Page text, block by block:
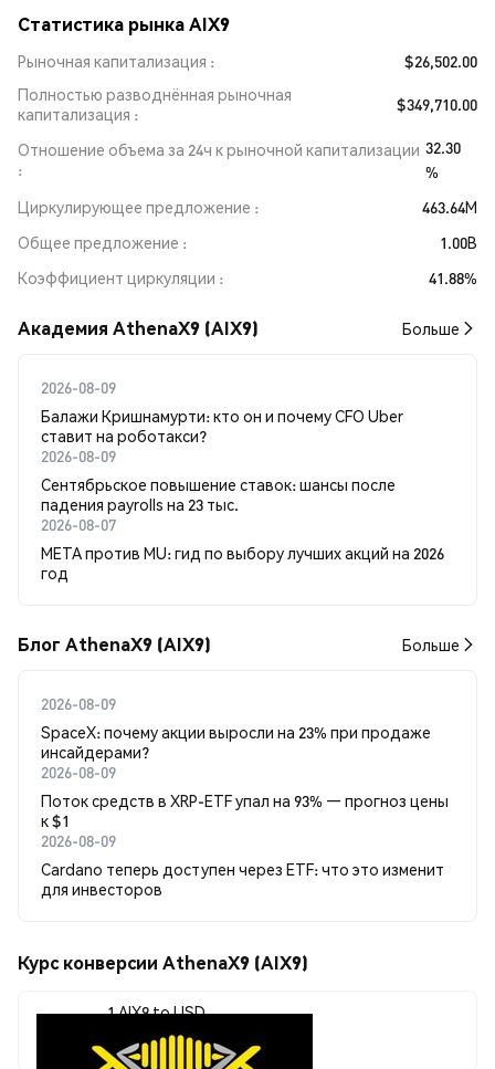
Статистика рынка AIX9
Рыночная капитализация
$26,502.00
Полностью разводнённая рыночная
капитализация
$349,710.00
Отношение объема за 24ч к рыночной капитализации 32.30
%
Циркулирующее предложение
463.64M
Общее предложение
1.00B
Коэффициент циркуляции
41.88%
Академия AthenaX9 (AIX9) Больше
2026-08-09
Балажи Кришнамурти: кто он и почему CFO Uber
ставит на роботакси?
2026-08-09
Сентябрьское повышение ставок: шансы после
падения payrolls на 23 тыс.
2026-08-07
META против MU: гид по выбору лучших акций на 2026
год
Блог AthenaX9 (AIX9) Больше
2026-08-09
SpaceX: почему акции выросли на 23% при продаже
инсайдерами?
2026-08-09
Поток средств в XRP-ETF упал на 93% — прогноз цены
к $1
2026-08-09
Cardano теперь доступен через ETF: что это изменит
для инвесторов
Курс конверсии AthenaX9 (AIX9)
1 AIX9 to USD
$0.00005716